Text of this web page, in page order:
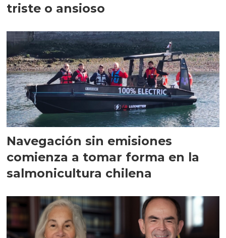
triste o ansioso
Navegación sin emisiones
comienza a tomar forma en la
salmonicultura chilena